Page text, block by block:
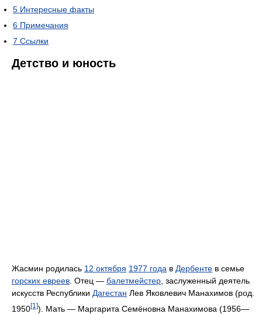
5 Интересные факты
6 Примечания
7 Ссылки
Детство и юность
Жасмин родилась 12 октября 1977 года в Дербенте в семье
горских евреев . Отец — балетмейстер , заслуженный деятель
искусств Республики Дагестан Лев Яковлевич Манахимов (род.
1950[1]). Мать — Маргарита Семёновна Манахимова (1956—